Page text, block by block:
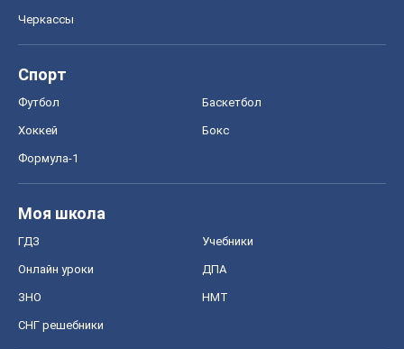
Черкассы
Спорт
Футбол Баскетбол
Хоккей Бокс
Формула-1
Моя школа
ГДЗ Учебники
Онлайн уроки ДПА
ЗНО НМТ
СНГ решебники